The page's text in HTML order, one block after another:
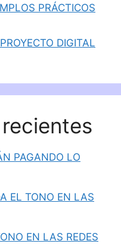
PRÁCTICOS
DIGITAL
PAGANDO LO
EL TONO EN LAS
EN LAS REDES